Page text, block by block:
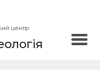
центр